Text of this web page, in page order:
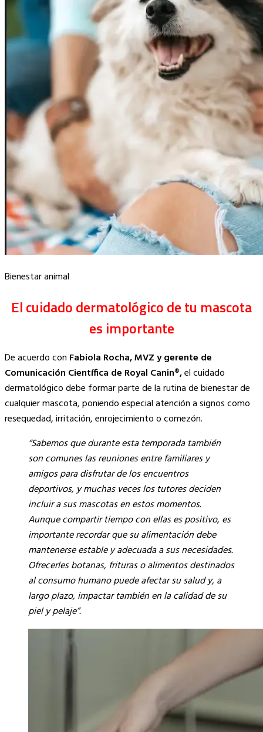
Bienestar animal
El cuidado dermatológico de tu mascota
es importante
De acuerdo con Fabiola Rocha, MVZ y gerente de
Comunicación Científica de Royal Canin®,el cuidado
dermatológico debe formar parte de la rutina de bienestar de
cualquier mascota, poniendo especial atención a signos como
resequedad, irritación, enrojecimiento o comezón.
“Sabemos que durante esta temporada también
son comunes las reuniones entre familiares y
amigos para disfrutar de los encuentros
deportivos, y muchas veces los tutores deciden
incluir a sus mascotas en estos momentos.
Aunque compartir tiempo con ellas es positivo, es
importante recordar que su alimentación debe
mantenerse estable y adecuada a sus necesidades.
Ofrecerles botanas, frituras o alimentos destinados
al consumo humano puede afectar su salud y, a
largo plazo, impactar también en la calidad de su
piel y pelaje”.